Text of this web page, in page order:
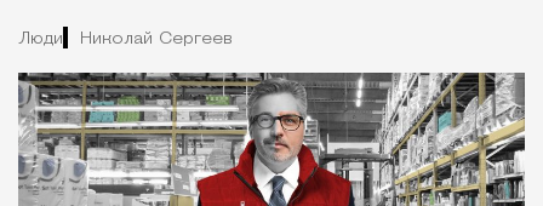
Люди Николай Сергеев